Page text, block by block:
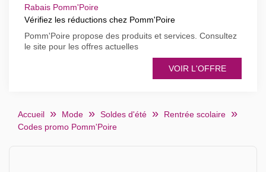
Rabais Pomm'Poire
Vérifiez les réductions chez Pomm'Poire
Pomm'Poire propose des produits et services. Consultez
le site pour les offres actuelles
VOIR L'OFFRE
Accueil Mode Soldes d'été
Rentrée scolaire
Codes promo Pomm'Poire